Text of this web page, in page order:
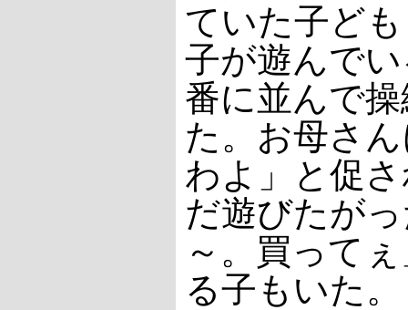
ていた子ど
子が遊んで
番に並んで
た。お母さ
わよ」と促
だ遊びたが
～。買って
る子もいた。